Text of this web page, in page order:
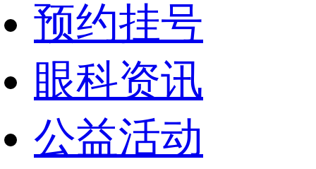
预约挂号
眼科资讯
公益活动